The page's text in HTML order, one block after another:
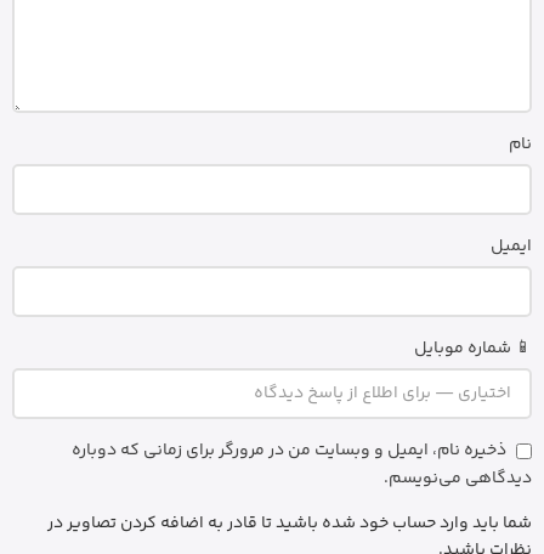
نام
ایمیل
📱 شماره موبایل
ذخیره نام، ایمیل و وبسایت من در مرورگر برای زمانی که دوباره
دیدگاهی می‌نویسم.
شما باید وارد حساب خود شده باشید تا قادر به اضافه کردن تصاویر در